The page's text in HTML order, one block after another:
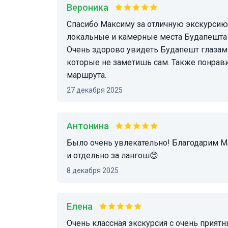
Вероника
Спасибо Максиму за отличную экскурсию! Было очень интересно послушать про более
локальные и камерные места Будапешта
Очень здорово увидеть Будапешт
которые не заметишь сам. Также
маршрута.
27 декабря 2025
Антонина
Было очень увлекательно! Благодарим Максима за экскурсию, незабываемую атмосферу
и отдельно за лангош😊
8 декабря 2025
Елена
Очень классная экскурсия с очень приятным человеком. Максим показал нам другую